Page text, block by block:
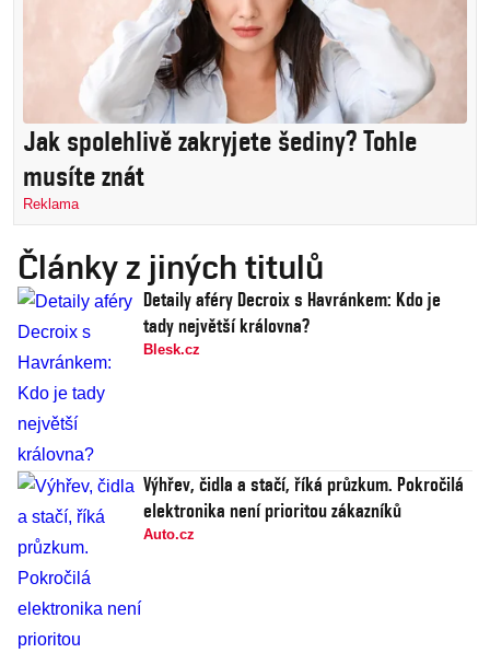
Jak spolehlivě zakryjete šediny? Tohle
musíte znát
Reklama
Články z jiných titulů
Detaily aféry Decroix s Havránkem: Kdo je
tady největší královna?
Blesk.cz
Výhřev, čidla a stačí, říká průzkum. Pokročilá
elektronika není prioritou zákazníků
Auto.cz